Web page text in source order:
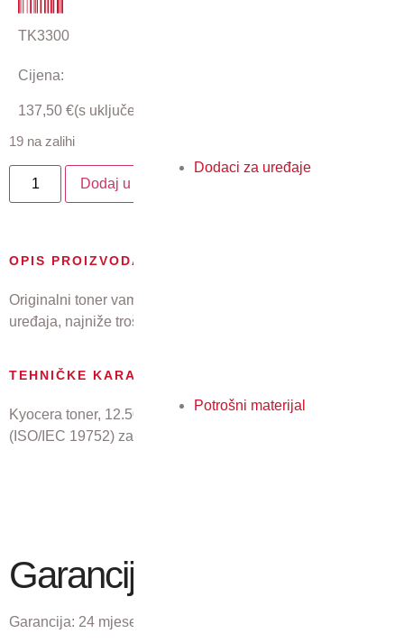
Dodaci za uređaje
Potrošni materijal
TK3300
Cijena:
137,50 €(s uključenim PDV-om)
19 na zalihi
Dodaj u košaricu
OPIS PROIZVODA
Originalni toner vam jamči najkvalitetniji ispis, pouzdan rad
uređaja, najniže troškove i najmanji utjecaj na okoliš.
TEHNIČKE KARAKTERISTIKE
Kyocera toner, 12.500 stranica A4 pri 5% pokrivenosti
(ISO/IEC 19752) za: ECOSYS MA4500ifx, MA4500ix
Garancija
Garancija: 24 mjeseci